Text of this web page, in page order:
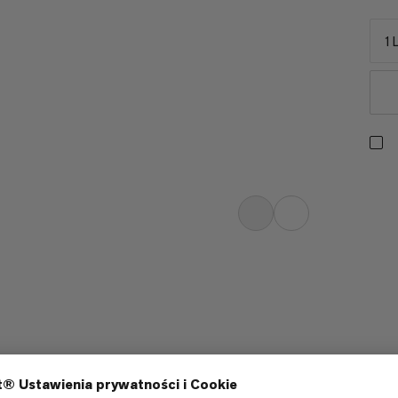
1
zaledwie 177 g i wykonana w 50%
otwarcie, solidnie